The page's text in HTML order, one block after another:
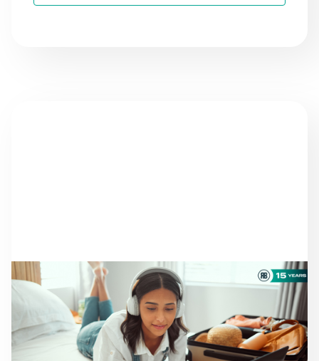
NOTÍCIAS
AINDA HÁ VIAJANTES À
PROCURA DE HOTEL: